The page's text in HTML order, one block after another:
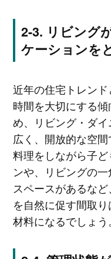
リビング
ケーションを
近年の住宅トレン
時間を大切にする
め、リビング・ダ
広く、開放的な空間
料理をしながら子
ンや、リビングの
スペースがあるな
を自然に促す間取
材料になるでしょう。